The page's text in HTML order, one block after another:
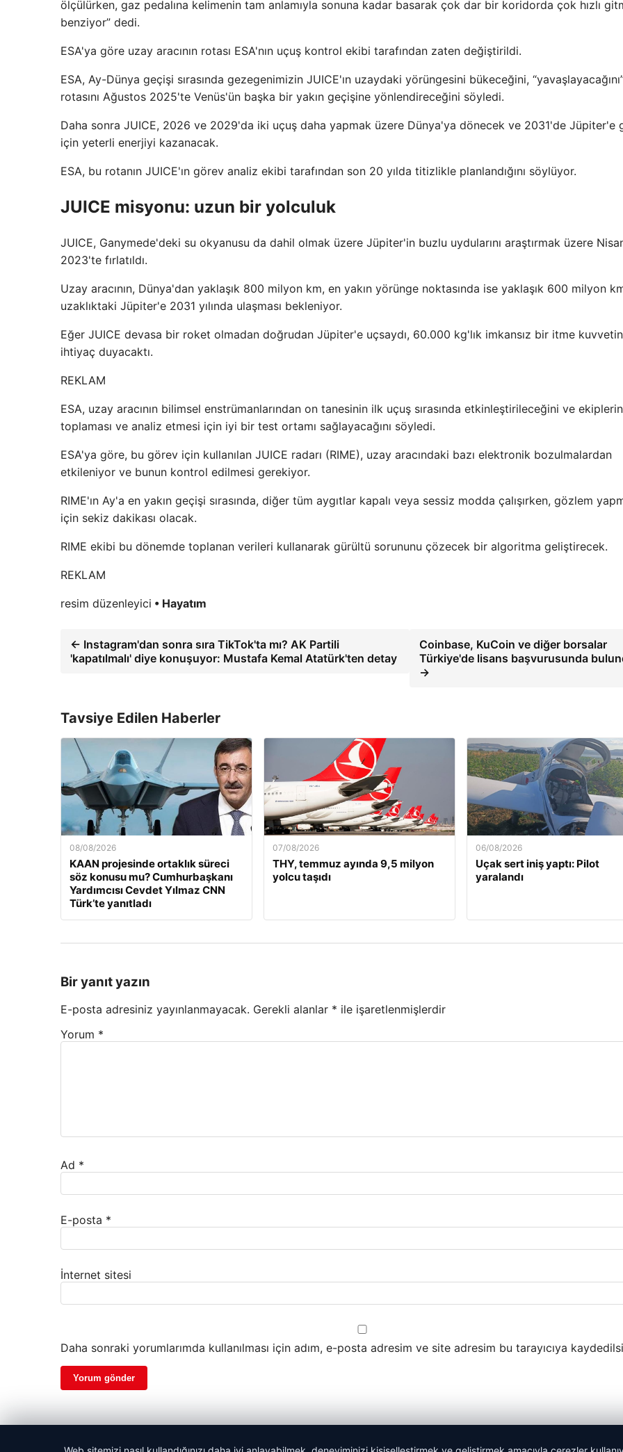
ölçülürken, gaz pedalına kelimenin tam anlamıyla sonuna kadar basarak çok dar bir koridorda çok hızlı
benziyor” dedi.
ESA'ya göre uzay aracının rotası ESA'nın uçuş kontrol ekibi tarafından zaten değiştirildi.
ESA, Ay-Dünya geçişi sırasında gezegenimizin JUICE'ın uzaydaki yörüngesini bükeceğini,
rotasını Ağustos 2025'te Venüs'ün başka bir yakın geçişine yönlendireceğini söyledi.
Daha sonra JUICE, 2026 ve 2029'da iki uçuş daha yapmak üzere Dünya'ya dönecek ve 2031'de Jüpiter'e
için yeterli enerjiyi kazanacak.
ESA, bu rotanın JUICE'ın görev analiz ekibi tarafından son 20 yılda titizlikle planlandığını söylüyor.
JUICE misyonu: uzun bir yolculuk
JUICE, Ganymede'deki su okyanusu da dahil olmak üzere Jüpiter'in buzlu uydularını araştırmak üzere
2023'te fırlatıldı.
Uzay aracının, Dünya'dan yaklaşık 800 milyon km, en yakın yörünge noktasında ise yaklaşık 600 milyon
uzaklıktaki Jüpiter'e 2031 yılında ulaşması bekleniyor.
Eğer JUICE devasa bir roket olmadan doğrudan Jüpiter'e uçsaydı, 60.000 kg'lık imkansız bir itme
ihtiyaç duyacaktı.
REKLAM
ESA, uzay aracının bilimsel enstrümanlarından on tanesinin ilk uçuş sırasında etkinleştirileceğini ve
toplaması ve analiz etmesi için iyi bir test ortamı sağlayacağını söyledi.
ESA'ya göre, bu görev için kullanılan JUICE radarı (RIME), uzay aracındaki bazı elektronik bozulmalardan
etkileniyor ve bunun kontrol edilmesi gerekiyor.
RIME'ın Ay'a en yakın geçişi sırasında, diğer tüm aygıtlar kapalı veya sessiz modda çalışırken, gözlem
için sekiz dakikası olacak.
RIME ekibi bu dönemde toplanan verileri kullanarak gürültü sorununu çözecek bir algoritma geliştirecek.
REKLAM
resim düzenleyici • Hayatım
← Instagram'dan sonra sıra TikTok'ta mı? AK Partili
'kapatılmalı' diye konuşuyor: Mustafa Kemal Atatürk'ten detay
Coinbase, KuCoin ve diğer borsalar
Türkiye'de lisans başvurusunda
→
Tavsiye Edilen Haberler
08/08/2026
KAAN projesinde ortaklık süreci
söz konusu mu? Cumhurbaşkanı
Yardımcısı Cevdet Yılmaz CNN
Türk’te yanıtladı
07/08/2026
THY, temmuz ayında 9,5 milyon
yolcu taşıdı
06/08/2026
Uçak sert iniş yaptı: Pilot
yaralandı
Bir yanıt yazın
E-posta adresiniz yayınlanmayacak. Gerekli alanlar * ile işaretlenmişlerdir
Yorum *
Ad *
E-posta *
İnternet sitesi
Daha sonraki yorumlarımda kullanılması için adım, e-posta adresim ve site adresim bu tarayıcıya